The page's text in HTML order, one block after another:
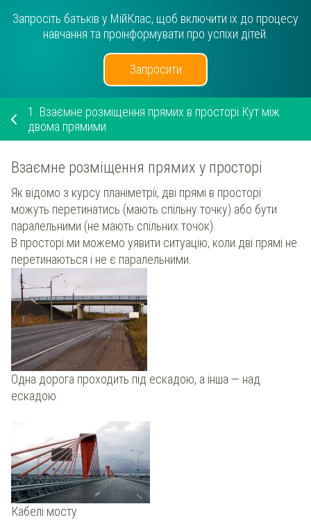
Запросіть батьків у МійКлас, щоб включити їх до процесу
навчання та проінформувати про успіхи дітей.
Запросити
1.
Взаємне розміщення прямих в просторі.Кут між
двома прямими
Взаємне розміщення прямих у просторі
Як відомо з курсу планіметрії, дві прямі в просторі
можуть перетинатись (мають спільну точку) або бути
паралельними (не мають спільних точок).
В просторі ми можемо уявити ситуацію, коли дві прямі не
перетинаються і не є паралельними.
Одна дорога проходить під ескадою, а інша — над
ескадою.
Кабелі мосту